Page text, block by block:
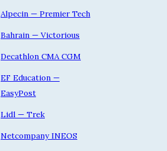
Alpecin — Premier Tech
Bahrain — Victorious
Decathlon CMA CGM
EF Education —
EasyPost
Lidl — Trek
Netcompany INEOS